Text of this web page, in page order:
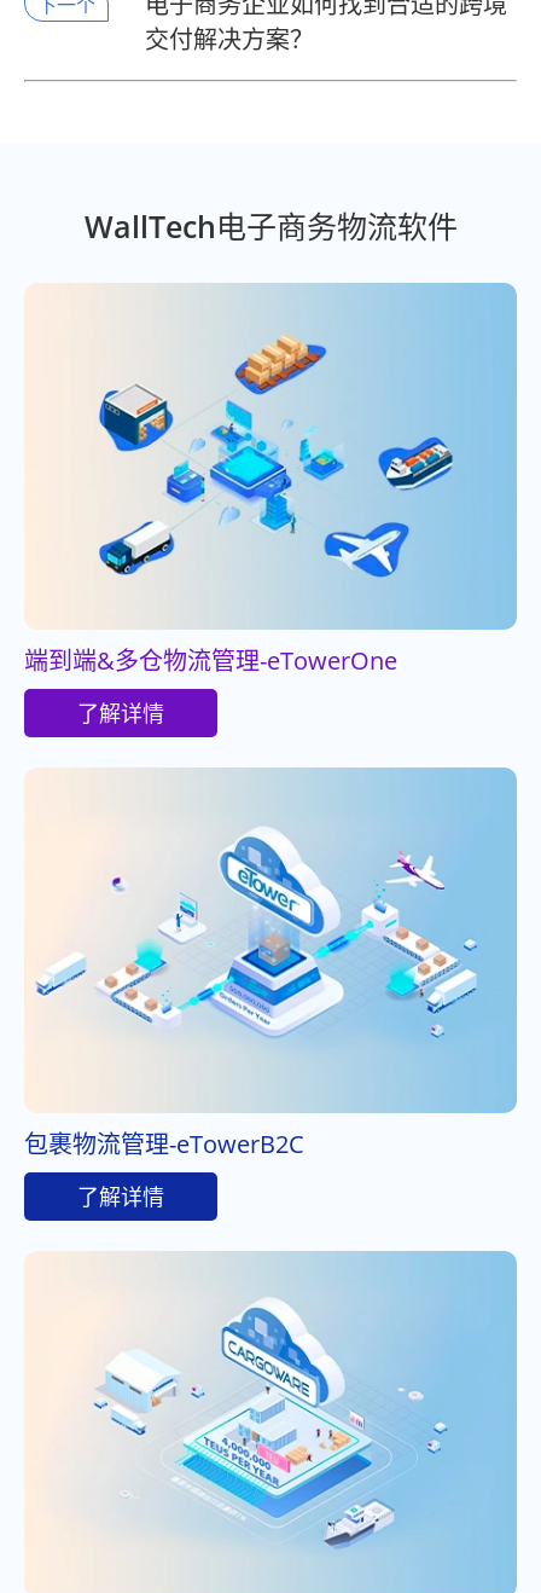
交付解决方案？
WallTech电子商务物流软件
端到端&多仓物流管理-eTowerOne
了解详情
包裹物流管理-eTowerB2C
了解详情